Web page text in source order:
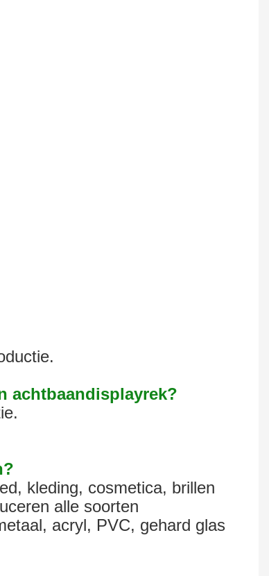
achtbaandisplayrek?
kleding, cosmetica, brillen
alle soorten
acryl, PVC, gehard glas